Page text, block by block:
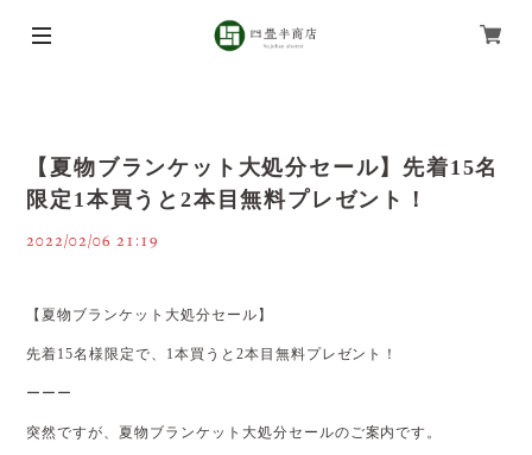
【夏物ブランケット大処分セール】先着15名
限定1本買うと2本目無料プレゼント！
2022/02/06 21:19
【夏物ブランケット大処分セール】
先着15名様限定で、1本買うと2本目無料プレゼント！
ーーー
突然ですが、夏物ブランケット大処分セールのご案内です。